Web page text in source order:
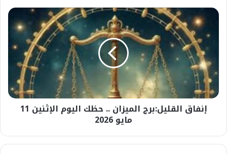
إنفاق
القليل:برج
الميزان
حظك
اليوم
الإثنين
11
مايو
2026
إنفاق القليل:برج الميزان .. حظك اليوم الإثنين 11
مايو 2026